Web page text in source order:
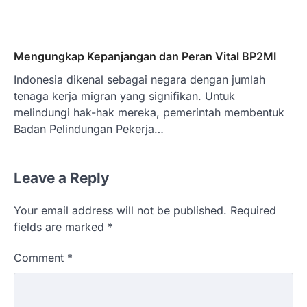
Mengungkap Kepanjangan dan Peran Vital BP2MI
Indonesia dikenal sebagai negara dengan jumlah
tenaga kerja migran yang signifikan. Untuk
melindungi hak-hak mereka, pemerintah membentuk
Badan Pelindungan Pekerja…
Leave a Reply
Your email address will not be published. Required
fields are marked *
Comment *